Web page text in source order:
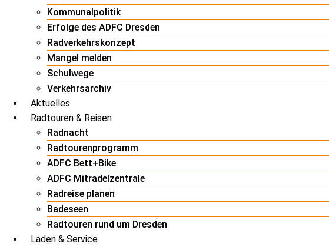
Kommunalpolitik
Erfolge des ADFC Dresden
Radverkehrskonzept
Mangel melden
Schulwege
Verkehrsarchiv
Aktuelles
Radtouren & Reisen
Radnacht
Radtourenprogramm
ADFC Bett+Bike
ADFC Mitradelzentrale
Radreise planen
Badeseen
Radtouren rund um Dresden
Laden & Service